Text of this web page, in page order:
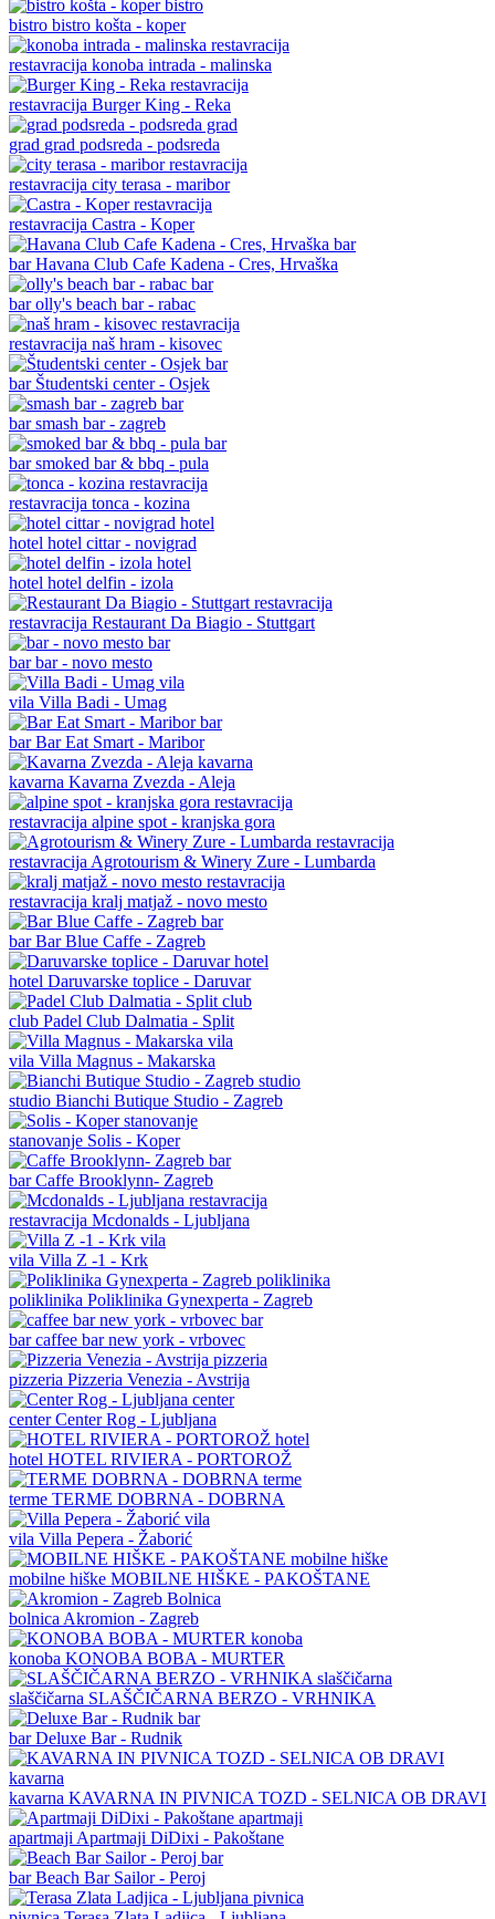
bistro bistro košta - koper
restavracija konoba intrada - malinska
restavracija Burger King - Reka
grad grad podsreda - podsreda
restavracija city terasa - maribor
restavracija Castra - Koper
barHavana Club Cafe Kadena - Cres, Hrvaška
barolly's beach bar - rabac
restavracija naš hram - kisovec
bar Študentski center - Osjek
barsmash bar - zagreb
barsmoked bar & bbq - pula
restavracija tonca - kozina
hotel hotel cittar - novigrad
hotel hotel delfin - izola
restavracija Restaurant Da Biagio - Stuttgart
barbar - novo mesto
vila Villa Badi - Umag
barBar Eat Smart - Maribor
kavarna Kavarna Zvezda - Aleja
restavracija alpine spot - kranjska gora
restavracija Agrotourism & Winery Zure - Lumbarda
restavracija kralj matjaž - novo mesto
barBar Blue Caffe - Zagreb
hotel Daruvarske toplice - Daruvar
club Padel Club Dalmatia - Split
vila Villa Magnus - Makarska
studio Bianchi Butique Studio - Zagreb
stanovanje Solis - Koper
barCaffe Brooklynn- Zagreb
restavracija Mcdonalds - Ljubljana
vila Villa Z -1 - Krk
poliklinika Poliklinika Gynexperta - Zagreb
barcaffee bar new york - vrbovec
pizzeria Pizzeria Venezia - Avstrija
centerCenter Rog - Ljubljana
hotel HOTEL RIVIERA - PORTOROŽ
terme TERME DOBRNA - DOBRNA
vila Villa Pepera - Žaborić
mobilne hiške MOBILNE HIŠKE - PAKOŠTANE
bolnica Akromion - Zagreb
konoba KONOBA BOBA - MURTER
slaščičarna SLAŠČIČARNA BERZO - VRHNIKA
barDeluxe Bar - Rudnik
kavarna KAVARNA IN PIVNICA TOZD - SELNICA OB DRAVI
apartmaji Apartmaji DiDixi - Pakoštane
barBeach Bar Sailor - Peroj